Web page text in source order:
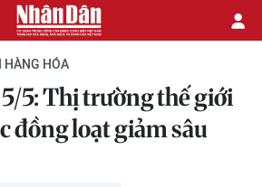
HÀNG HÓA
5/5: Thị trường thế giới
đồng loạt giảm sâu